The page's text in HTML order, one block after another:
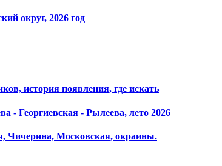
округ, 2026 год
история появления, где искать
- Георгиевская - Рылеева, лето 2026
Чичерина, Московская, окраины.